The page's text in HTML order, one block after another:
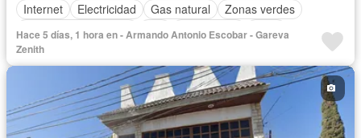
Internet
Electricidad Gas natural
Zonas verdes
Recámara con closet
Wifi Calefacción
Agua
Aire acondicionado
Hace 5 días, 1 hora en - Armando Antonio Escobar - Gareva
Zenith